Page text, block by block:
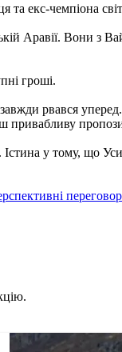
екс-чемпіона
Аравії. Вони з
гроші.
рвався
у тому, що